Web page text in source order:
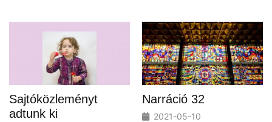
Sajtóközleményt
adtunk ki
Narráció 32
2021-05-10